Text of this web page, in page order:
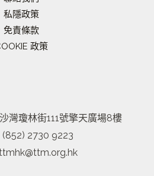
私隱政策
免責條款
政策
灣瓊林街111號擎天廣場8樓
(852) 2730 9223